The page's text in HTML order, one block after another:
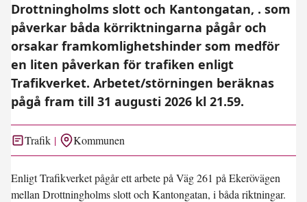
Drottningholms slott och Kantongatan, . som
påverkar båda körriktningarna pågår och
orsakar framkomlighetshinder som medför
en liten påverkan för trafiken enligt
Trafikverket. Arbetet/störningen beräknas
pågå fram till 31 augusti 2026 kl 21.59.
Trafik Kommunen
Enligt Trafikverket pågår ett arbete på Väg 261 på Ekerövägen
mellan Drottningholms slott och Kantongatan, i båda riktningar.